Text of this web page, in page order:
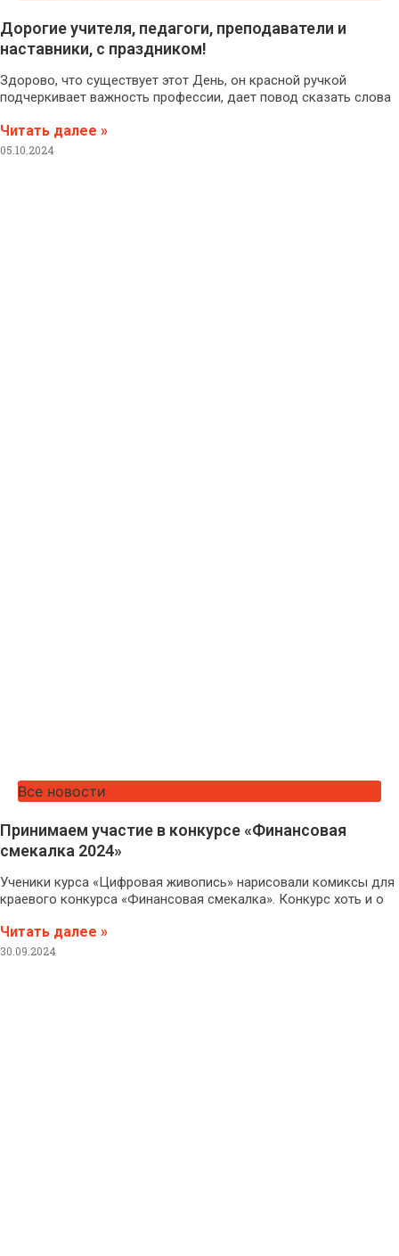
Дорогие учителя, педагоги, преподаватели и
наставники, с праздником!
Здорово, что существует этот День, он красной ручкой
подчеркивает важность профессии, дает повод сказать слова
Читать далее »
05.10.2024
Все новости
Принимаем участие в конкурсе «Финансовая
смекалка 2024»
Ученики курса «Цифровая живопись» нарисовали комиксы для
краевого конкурса «Финансовая смекалка». Конкурс хоть и о
Читать далее »
30.09.2024